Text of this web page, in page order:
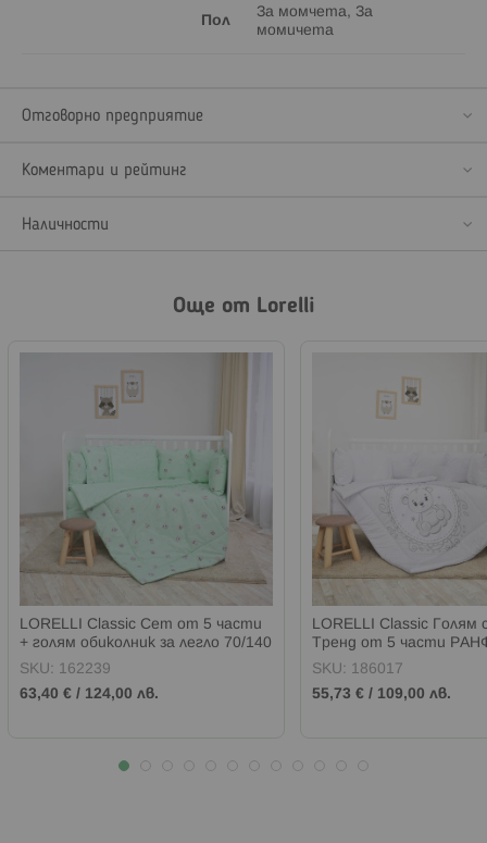
Пол
За момчета, За
момичета
Отговорно предприятие
Коментари и рейтинг
Наличности
Още от Lorelli
LORELLI Classic Сет от 5 части
+ голям обиколник за легло 70/140
ПРИЯТЕЛИ РЕЗЕДА
SKU: 162239
63,40 € / 124,00 лв.
LORELLI Classic Голям
Тренд от 5 части
СИВО МЕЧЕ
SKU: 186017
55,73 € / 109,00 лв.